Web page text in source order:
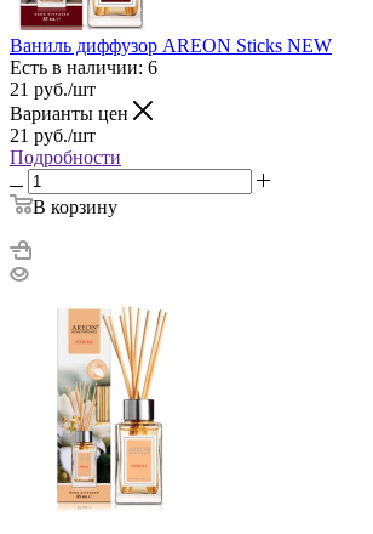
Ваниль диффузор AREON Sticks NEW
Есть в наличии: 6
21 руб./шт
Варианты цен
21 руб./шт
Подробности
В корзину